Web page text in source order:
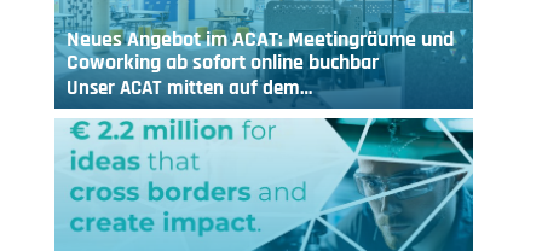
Neues Angebot im ACAT: Meetingräume und
Coworking ab sofort online buchbar
Unser ACAT mitten auf dem…